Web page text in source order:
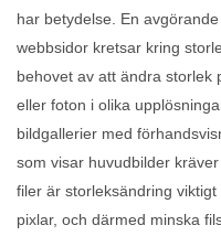
har betydelse. En
webbsidor kretsar kring
behovet av att ändra storlek
eller foton i olika
bildgallerier med
som visar huvudbilder
filer är storleksändring
pixlar, och därmed minska